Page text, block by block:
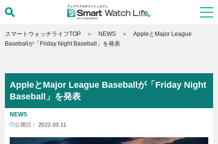
スマートウォッチライフTOP NEWS
AppleとMajor League
Baseballが「Friday Night Baseball」を発表
AppleとMajor League Baseballが「Friday Night
Baseball」を発表
NEWS
公開日： 2022.03.11